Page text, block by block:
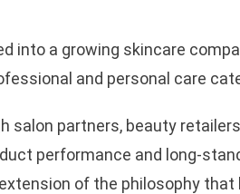
into a growing skincare
and personal care
salon partners, beauty
performance and long-
of the philosophy that